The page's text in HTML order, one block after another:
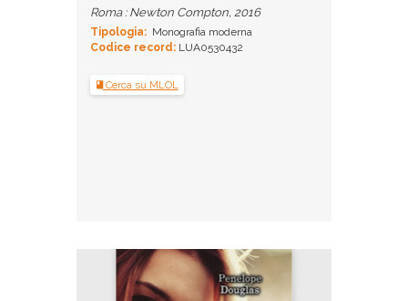
Roma : Newton Compton, 2016
Tipologia: Monografia moderna
Codice record: LUA0530432
Cerca su MLOL